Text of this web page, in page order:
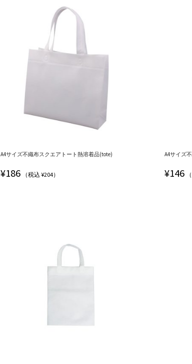
A4サイズ不織布スクエアトート熱溶着品(tote)
¥186 （税込 ¥204）
A4サイズ
¥146